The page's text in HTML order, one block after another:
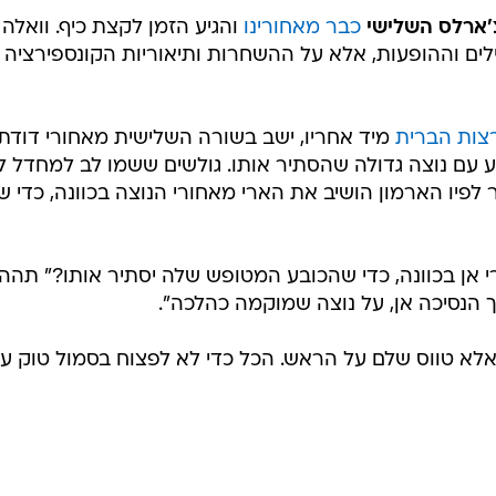
השלישי כבר מאחורינו והגיע הזמן לקצת כיף.
וההופעות, אלא על ההשחרות ותיאוריות הקונספירציה
הברית מיד אחריו, ישב בשורה השלישית מאחורי
עם נוצה גדולה שהסתיר אותו. גולשים ששמו לב למחדל
הארמון הושיב את הארי מאחורי הנוצה בכוונה, כדי
בכוונה, כדי שהכובע המטופש שלה יסתיר אותו?" תהה
הנסיכה אן, על נוצה שמוקמה כהלכה".
טווס שלם על הראש. הכל כדי לא לפצוח בסמול טוק